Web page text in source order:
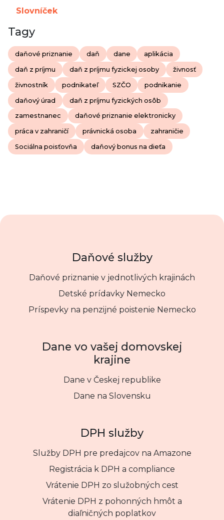
Slovníček
Tagy
daňové priznanie daň dane aplikácia
daň z príjmu daň z príjmu fyzickej osoby živnosť
živnostník podnikateľ SZČO podnikanie
daňový úrad daň z príjmu fyzických osôb
zamestnanec daňové priznanie elektronicky
práca v zahraničí právnická osoba zahraničie
Sociálna poisťovňa daňový bonus na dieťa
Daňové služby
Daňové priznanie v jednotlivých krajinách
Detské prídavky Nemecko
Príspevky na penzijné poistenie Nemecko
Dane vo vašej domovskej
krajine
Dane v Českej republike
Dane na Slovensku
DPH služby
Služby DPH pre predajcov na Amazone
Registrácia k DPH a compliance
Vrátenie DPH zo služobných cest
Vrátenie DPH z pohonných hmôt a
diaľničných poplatkov